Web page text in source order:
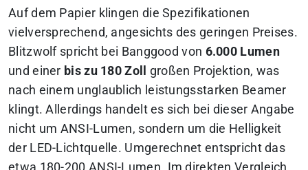
Auf dem Papier klingen die Spezifikationen
vielversprechend, angesichts des geringen Preises.
Blitzwolf spricht bei Banggood von 6.000 Lumen
und einer bis zu 180 Zoll
großen Projektion, was
nach einem unglaublich leistungsstarken Beamer
klingt. Allerdings handelt es sich bei dieser Angabe
nicht um ANSI-Lumen, sondern um die Helligkeit
der LED-Lichtquelle. Umgerechnet entspricht das